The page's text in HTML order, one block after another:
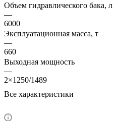
Объем гидравлического бака, л
—
6000
Эксплуатационная масса, т
—
660
Выходная мощность
—
2×1250/1489
Все характеристики